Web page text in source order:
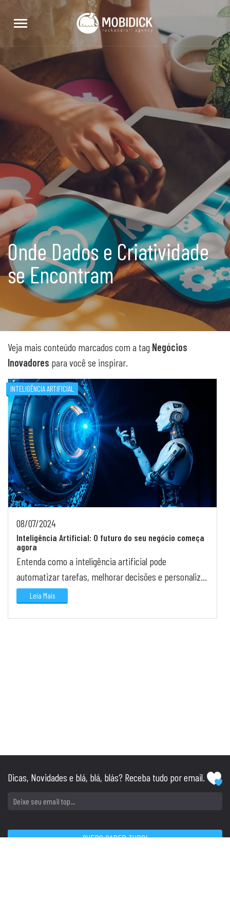
Onde Dados e Criatividade
se Encontram
Veja mais conteúdo marcados com a tag Negócios
Inovadores para você se inspirar.
INTELIGÊNCIA ARTIFICIAL
08/07/2024
Inteligência Artificial: O futuro do seu negócio começa
agora
Entenda como a inteligência artificial pode
automatizar tarefas, melhorar decisões e personalizar
o atendimento ao cliente.
Leia Mais
Dicas, Novidades e blá, blá, blás? Receba tudo por email.